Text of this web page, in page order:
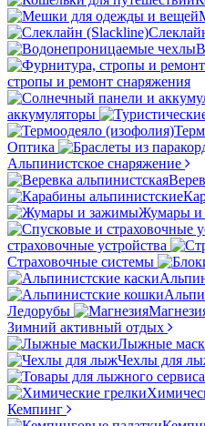
стропы и ремонт снаряжения
аккумуляторы
Оптика
Альпинистское снаряжение
Жумары и
страховочные устройства
Страховочные системы
Ледорубы
Зимний активный отдых
Лыжные
Чехлы для
Кемпинг